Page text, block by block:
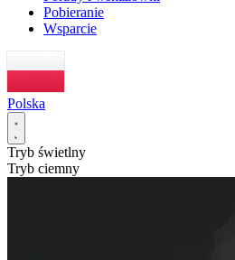
Pobieranie
Wsparcie
Polska
Tryb świetlny
Tryb ciemny